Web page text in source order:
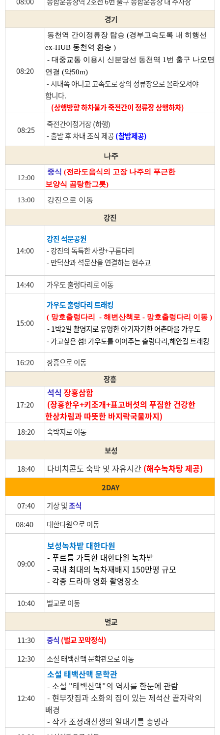
경기
08:20
동천역 간이정류장 탑승 (경부고속도록 내 히행선
ex-HUB 동천역 환승 )
- 대중교통 이용시 신분당선 동천역 1번 출구 나오면
연결 (약50m)
- 시내쪽 아니고 고속도로 상의 정류장으로 올라오셔야
합니다.
(상행방향 하차불가 죽전간이 정류장 상행하차)
08:25
죽전간이정거장 (하행)
- 출발 후 차내 조식 제공(찰밥제공)
나주
12:00
중식 (전라도음식의 고장 나주의 푸근한
보양식 곰탕한그릇)
13:00
강진으로 이동
강진
14:00
강진 석문공원
- 강진의 독특한 사랑+구름다리
- 만덕산과 석문산을 연결하는 현수교
14:40 가우도 출렁다리로 이동
15:00
가우도 출렁다리 트래킹
( 망호출렁다리 - 해변산책로 - 망호출렁다리 이동 )
- 1박2일 촬영지로 유명한 아기자기한 어촌마을 가우도
- 가고싶은 섬! 가우도를 이어주는 출렁다리,해안길 트래킹
16:20
장흥으로 이동
장흥
17:20
석식 장흥삼합
(장흥한우+키조개+표고버섯의 푸짐한 건강한
한상차림과 따뜻한 바지락국물까지)
18:20
숙박지로 이동
보성
18:40
다비치콘도 숙박 및 자유시간 (해수녹차탕 제공)
2DAY
07:40
기상 및조식
08:40
대한다원으로 이동
09:00
보성녹차밭 대한다원
- 푸르름 가득한 대한다원 녹차밭
- 국내 최대의 녹차재배지 150만평 규모
- 각종 드라마 영화 촬영장소
10:40
벌교로 이동
벌교
11:30
중식 (벌교 꼬막정식)
12:30
소설 태백산맥 문학관으로 이동
12:40
소설 태백산맥 문학관
- 소설 "태백산맥"의 역사를 한눈에 관람
- 현부잣집과 소화의 집이 있는 제석산 끝자락의
배경
- 작가 조정래선생의 일대기를 총망라